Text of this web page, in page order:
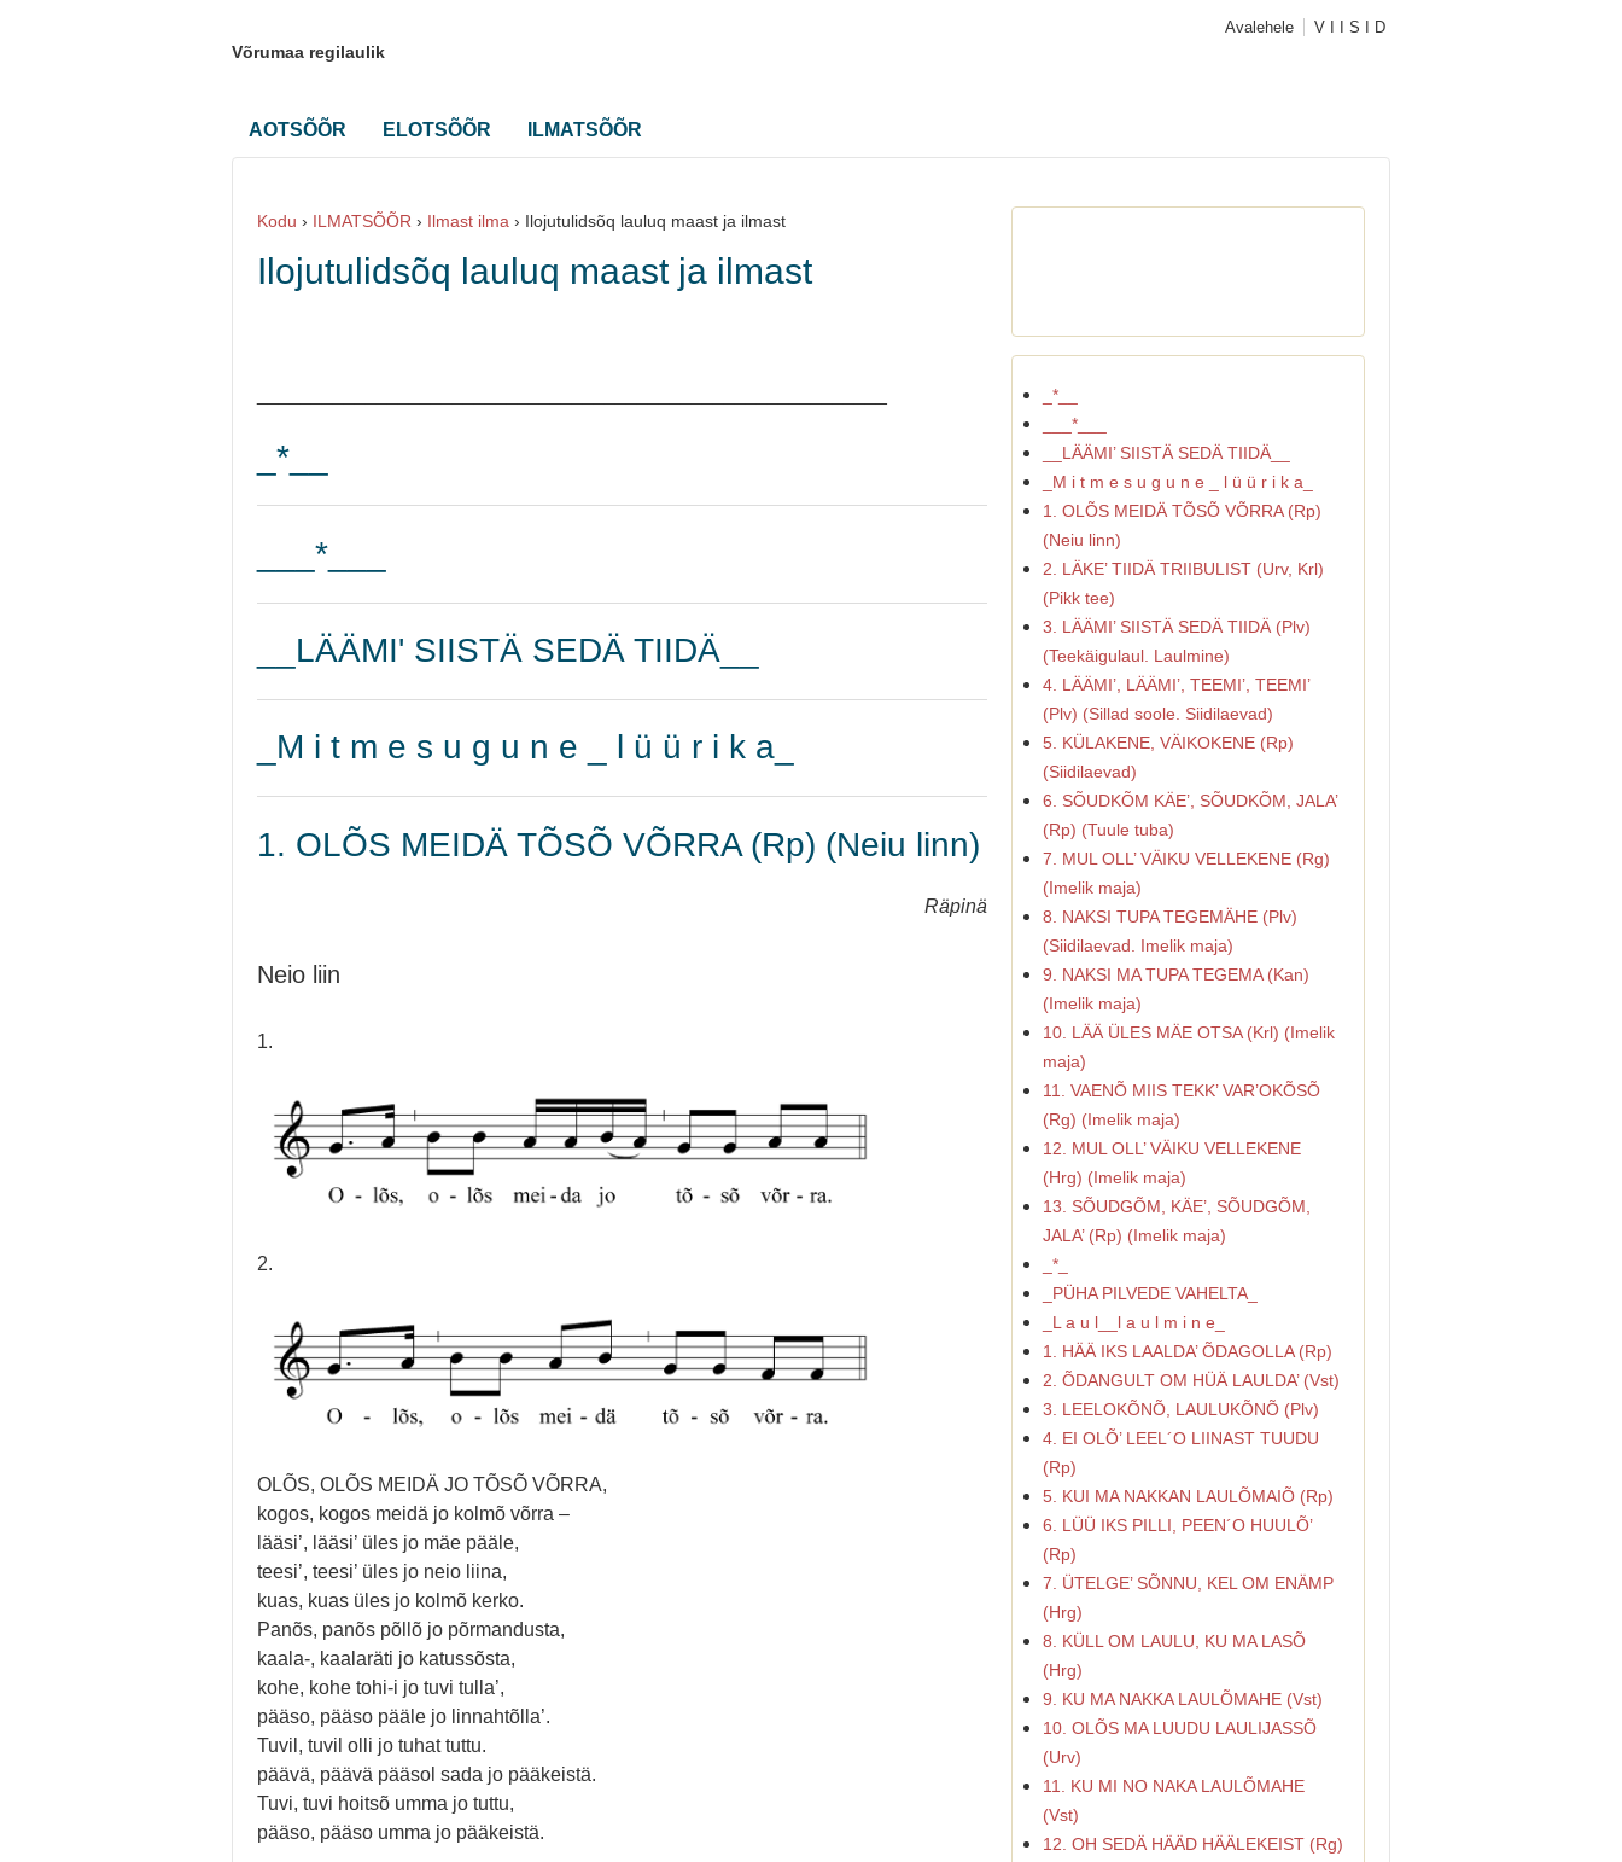
Avalehele V I I S I D
Võrumaa regilaulik
AOTSÕÕR ELOTSÕÕR ILMATSÕÕR
Kodu › ILMATSÕÕR › Ilmast ilma › Ilojutulidsõq lauluq maast ja ilmast
Ilojutulidsõq lauluq maast ja ilmast
_*__
___*___
__LÄÄMI' SIISTÄ SEDÄ TIIDÄ__
_M i t m e s u g u n e _ l ü ü r i k a_
1. OLÕS MEIDÄ TÕSÕ VÕRRA (Rp) (Neiu linn)
Räpinä
Neio liin
1.
2.
OLÕS, OLÕS MEIDÄ JO TÕSÕ VÕRRA,
kogos, kogos meidä jo kolmõ võrra –
lääsi’, lääsi’ üles jo mäe pääle,
teesi’, teesi’ üles jo neio liina,
kuas, kuas üles jo kolmõ kerko.
Panõs, panõs põllõ jo põrmandusta,
kaala-, kaalaräti jo katussõsta,
kohe, kohe tohi-i jo tuvi tulla’,
pääso, pääso pääle jo linnahtõlla’.
Tuvil, tuvil olli jo tuhat tuttu.
päävä, päävä pääsol sada jo pääkeistä.
Tuvi, tuvi hoitsõ umma jo tuttu,
pääso, pääso umma jo pääkeistä.
_*__
___*___
__LÄÄMI’ SIISTÄ SEDÄ TIIDÄ__
_M i t m e s u g u n e _ l ü ü r i k a_
1. OLÕS MEIDÄ TÕSÕ VÕRRA (Rp)
(Neiu linn)
2. LÄKE’ TIIDÄ TRIIBULIST (Urv, Krl)
(Pikk tee)
3. LÄÄMI’ SIISTÄ SEDÄ TIIDÄ (Plv)
(Teekäigulaul. Laulmine)
4. LÄÄMI’, LÄÄMI’, TEEMI’, TEEMI’
(Plv) (Sillad soole. Siidilaevad)
5. KÜLAKENE, VÄIKOKENE (Rp)
(Siidilaevad)
6. SÕUDKÕM KÄE’, SÕUDKÕM, JALA’
(Rp) (Tuule tuba)
7. MUL OLL’ VÄIKU VELLEKENE (Rg)
(Imelik maja)
8. NAKSI TUPA TEGEMÄHE (Plv)
(Siidilaevad. Imelik maja)
9. NAKSI MA TUPA TEGEMA (Kan)
(Imelik maja)
10. LÄÄ ÜLES MÄE OTSA (Krl) (Imelik
maja)
11. VAENÕ MIIS TEKK’ VAR’OKÕSÕ
(Rg) (Imelik maja)
12. MUL OLL’ VÄIKU VELLEKENE
(Hrg) (Imelik maja)
13. SÕUDGÕM, KÄE’, SÕUDGÕM,
JALA’ (Rp) (Imelik maja)
_*_
_PÜHA PILVEDE VAHELTA_
_L a u l__l a u l m i n e_
1. HÄÄ IKS LAALDA’ ÕDAGOLLA (Rp)
2. ÕDANGULT OM HÜÄ LAULDA’ (Vst)
3. LEELOKÕNÕ, LAULUKÕNÕ (Plv)
4. EI OLÕ’ LEEL´O LIINAST TUUDU
(Rp)
5. KUI MA NAKKAN LAULÕMAIÕ (Rp)
6. LÜÜ IKS PILLI, PEEN´O HUULÕ’
(Rp)
7. ÜTELGE’ SÕNNU, KEL OM ENÄMP
(Hrg)
8. KÜLL OM LAULU, KU MA LASÕ
(Hrg)
9. KU MA NAKKA LAULÕMAHE (Vst)
10. OLÕS MA LUUDU LAULIJASSÕ
(Urv)
11. KU MI NO NAKA LAULÕMAHE
(Vst)
12. OH SEDÄ HÄÄD HÄÄLEKEIST (Rg)